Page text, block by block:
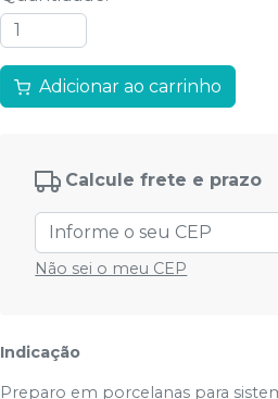
Adicionar ao carrinho
Calcule frete e prazo
Não sei o meu CEP
Indicação
Preparo em porcelanas para